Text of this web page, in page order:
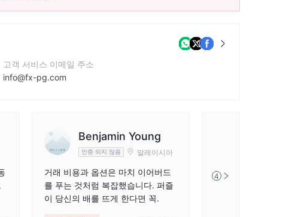
고객 서비스 이메일 주소
info@fx-pg.com
회사 웹사이트
http://www.fx-pg.com
Benjamin Young
인증 되지 않음 말레이시아
거래 비용과 옵션은 마치 이어버드
를 푸는 것처럼 복잡했습니다. 퍼즐
이 당신의 배를 뜨게 한다면 꼭.
4